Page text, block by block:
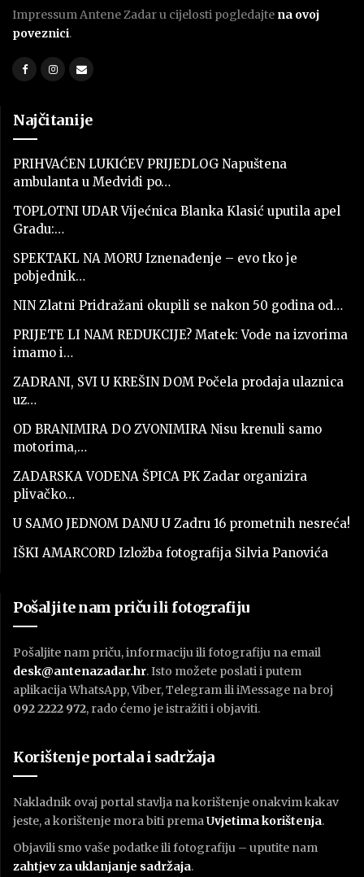
Impressum Antene Zadar u cijelosti pogledajte na ovoj
poveznici.
Najčitanije
PRIHVAĆEN LUKIĆEV PRIJEDLOG Napuštena
ambulanta u Medviđi po…
TOPLOTNI UDAR Vijećnica Blanka Klasić uputila apel
Gradu:…
SPEKTAKL NA MORU Iznenađenje – evo tko je
pobjednik…
NIN Zlatni Pridražani okupili se nakon 50 godina od…
PRIJETE LI NAM REDUKCIJE? Matek: Vode na izvorima
imamo i…
ZADRANI, SVI U KREŠIN DOM Počela prodaja ulaznica
uz…
OD BRANIMIRA DO ZVONIMIRA Nisu krenuli samo
motorima,…
ZADARSKA VODENA ŠPICA PK Zadar organizira
plivačko…
U SAMO JEDNOM DANU U Zadru 16 prometnih nesreća!
IŠKI AMARCORD Izložba fotografija Silvia Panovića
Pošaljite nam priču ili fotografiju
Pošaljite nam priču, informaciju ili fotografiju na email
desk@antenazadar.hr. Isto možete poslati i putem
aplikacija WhatsApp, Viber, Telegram ili iMessage na broj
092 2222 972, rado ćemo je istražiti i objaviti.
Korištenje portala i sadržaja
Nakladnik ovaj portal stavlja na korištenje onakvim kakav
jeste, a korištenje mora biti premaUvjetima korištenja.
Objavili smo vaše podatke ili fotografiju – uputite nam
zahtjev za uklanjanje sadržaja.